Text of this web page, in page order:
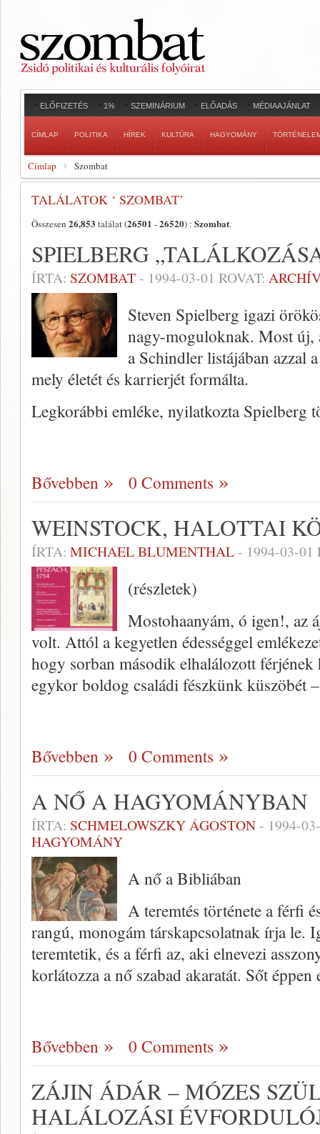
ELŐFIZETÉS 1% SZEMINÁRIUM ELŐADÁS MÉDIAAJÁNLAT
CÍMLAP POLITIKA HÍREK KULTÚRA HAGYOMÁNY
Címlap Szombat
TALÁLATOK ‘ SZOMBAT’
Összesen 26,853 találat (26501 -26520) : Szombat.
SPIELBERG
ÍRTA: SZOMBAT- 1994-03-01 ROVAT:
Steven Spielberg igazi
nagy-moguloknak. Most
a Schindler listájában azzal
mely életét és karrierjét formálta.
Legkorábbi emléke, nyilatkozta Spielberg
Bővebben 0 Comments
WEINSTOCK, HALOTTAI
ÍRTA: MICHAEL BLUMENTHAL- 1994-03-01
(részletek)
Mostohaanyám, ó igen!, az
volt. Attól a kegyetlen édességgel
hogy sorban második elhalálozott
egykor boldog családi fészkünk küszöbét
Bővebben 0 Comments
A NŐ A HAGYOMÁNYBAN
ÍRTA: SCHMELOWSZKY ÁGOSTON- 1994-
HAGYOMÁNY
A nő a Bibliában
A teremtés története a férfi
rangú, monogám társkapcsolatnak írja le.
teremtetik, és a férfi az, aki elnevezi
korlátozza a nő szabad akaratát. Sőt éppen
Bővebben 0 Comments
ZÁJIN ÁDÁR – MÓZES
HALÁLOZÁSI